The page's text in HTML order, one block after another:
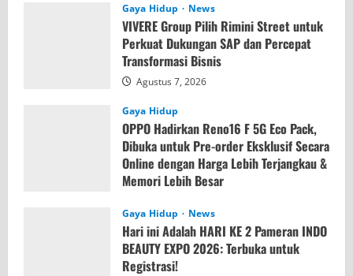
Gaya Hidup News
VIVERE Group Pilih Rimini Street untuk
Perkuat Dukungan SAP dan Percepat
Transformasi Bisnis
Agustus 7, 2026
Gaya Hidup
OPPO Hadirkan Reno16 F 5G Eco Pack,
Dibuka untuk Pre-order Eksklusif Secara
Online dengan Harga Lebih Terjangkau &
Memori Lebih Besar
Gaya Hidup
News
Hari ini Adalah HARI KE 2 Pameran INDO
BEAUTY EXPO 2026: Terbuka untuk
Registrasi!